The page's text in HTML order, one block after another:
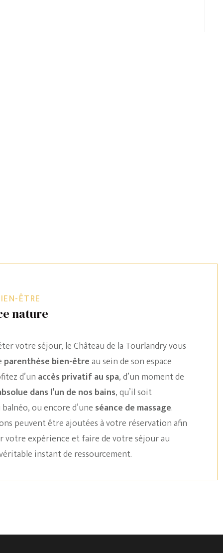
nature
ÊTRE
votre séjour, le Château de la Tourlandry vous
parenthèse bien-êtreau sein de son espace
d’un accès privatif au spa, d’un moment de
dans l’un de nos bains, qu’il soit
ou encore d’uneséance de massage.
peuvent être ajoutées à votre réservation afin
votre expérience et faire de votre séjour au
instant de ressourcement.